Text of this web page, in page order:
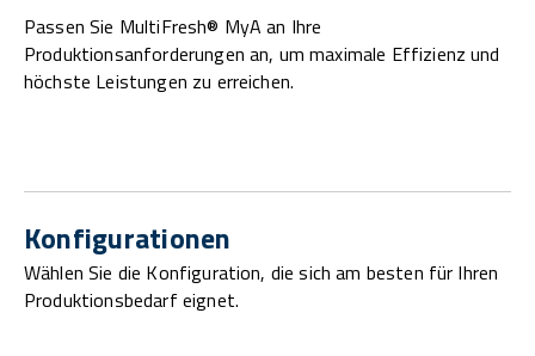
Passen Sie MultiFresh® MyA an Ihre
Produktionsanforderungen an, um maximale Effizienz und
höchste Leistungen zu erreichen.
Konfigurationen
Wählen Sie die Konfiguration, die sich am besten für Ihren
Produktionsbedarf eignet.